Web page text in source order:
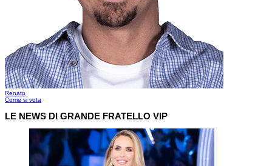
Renato
Come si vota
LE NEWS DI GRANDE FRATELLO VIP